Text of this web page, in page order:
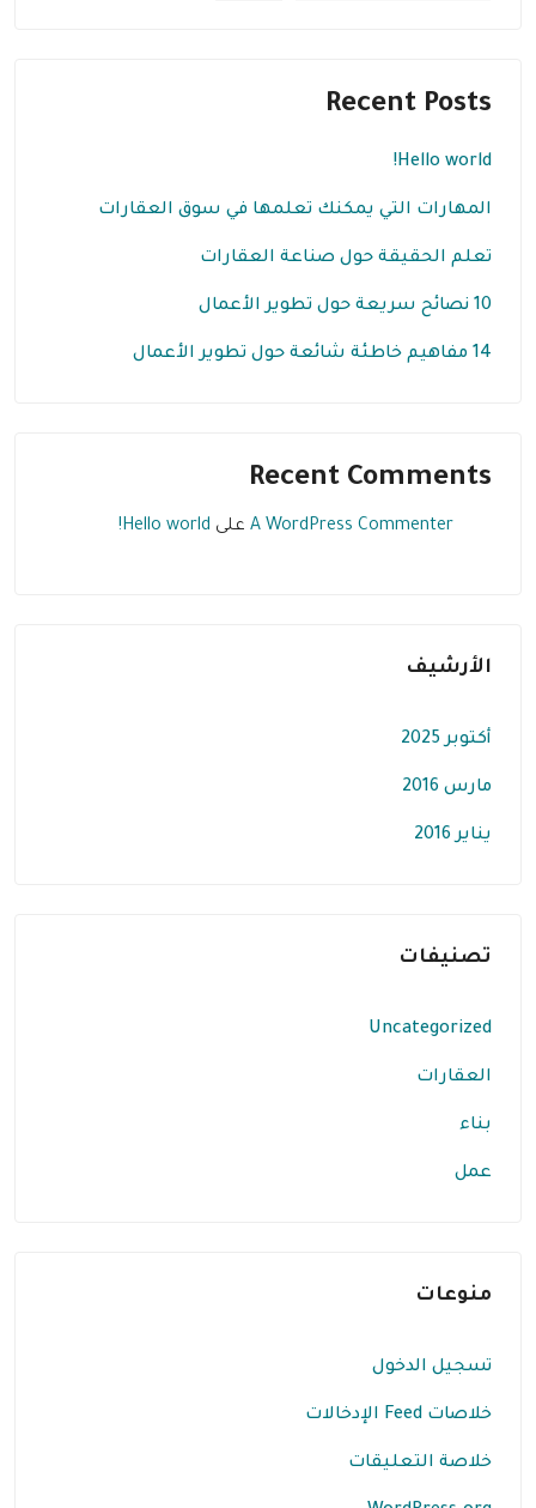
Recent Posts
Hello world!
المهارات التي يمكنك تعلمها في سوق العقارات
تعلم الحقيقة حول صناعة العقارات
10 نصائح سريعة حول تطوير الأعمال
14 مفاهيم خاطئة شائعة حول تطوير الأعمال
Recent Comments
A WordPress Commenter على Hello world!
الأرشيف
أكتوبر 2025
مارس 2016
يناير 2016
تصنيفات
Uncategorized
العقارات
بناء
عمل
منوعات
تسجيل الدخول
خلاصات Feed الإدخالات
خلاصة التعليقات